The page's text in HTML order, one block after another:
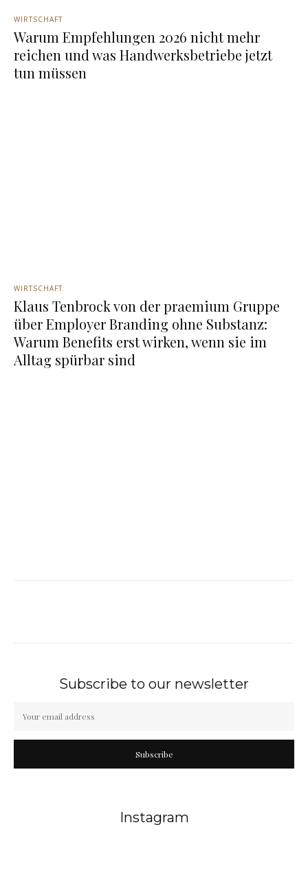
WIRTSCHAFT
Warum Empfehlungen 2026 nicht mehr
reichen und was Handwerksbetriebe jetzt
tun müssen
WIRTSCHAFT
Klaus Tenbrock von der praemium Gruppe
über Employer Branding ohne Substanz:
Warum Benefits erst wirken, wenn sie im
Alltag spürbar sind
Subscribe to our newsletter
Subscribe
Instagram